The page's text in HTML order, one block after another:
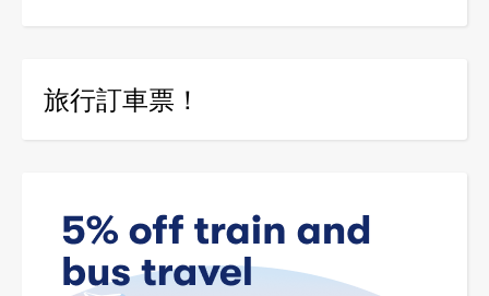
旅行訂車票！